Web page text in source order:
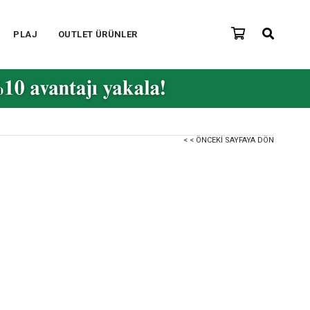
PLAJ OUTLET ÜRÜNLER
< < ÖNCEKI SAYFAYA DÖN